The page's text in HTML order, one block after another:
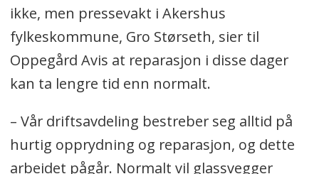
ikke, men pressevakt i Akershus
fylkeskommune, Gro Størseth, sier til
Oppegård Avis at reparasjon i disse dager
kan ta lengre tid enn normalt.
– Vår driftsavdeling bestreber seg alltid på
hurtig opprydning og reparasjon, og dette
arbeidet pågår. Normalt vil glassvegger